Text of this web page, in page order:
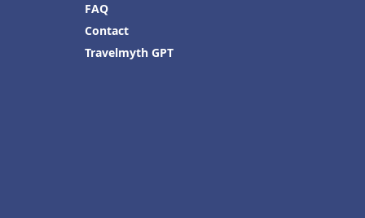
FAQ
Contact
Travelmyth GPT